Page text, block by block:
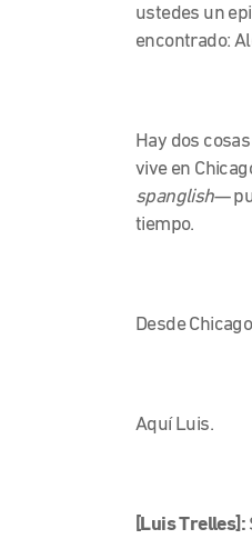
ustedes un
encontrado:
Hay dos
vive en
spanglish—
tiempo.
Desde
Aquí Luis.
[Luis Trelles]: